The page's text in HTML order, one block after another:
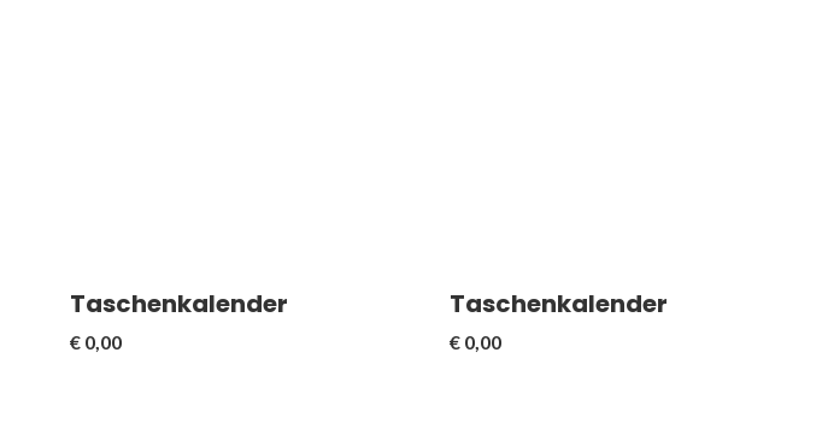
Taschenkalender
€ 0,00
Taschenkalender
€ 0,00